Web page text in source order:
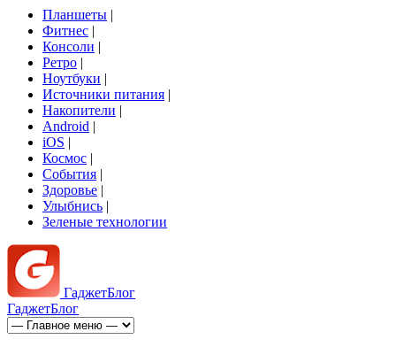
Планшеты |
Фитнес |
Консоли |
Ретро |
Ноутбуки |
Источники питания |
Накопители |
Android |
iOS |
Космос |
События |
Здоровье |
Улыбнись |
Зеленые технологии
ГаджетБлог
ГаджетБлог